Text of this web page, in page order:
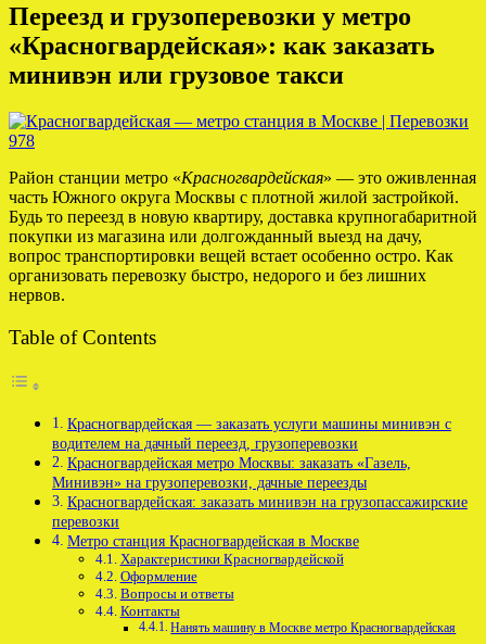
Переезд и грузоперевозки у метро
«Красногвардейская»: как заказать
минивэн или грузовое такси
Район станции метро «Красногвардейская» — это оживленная
часть Южного округа Москвы с плотной жилой застройкой.
Будь то переезд в новую квартиру, доставка крупногабаритной
покупки из магазина или долгожданный выезд на дачу,
вопрос транспортировки вещей встает особенно остро. Как
организовать перевозку быстро, недорого и без лишних
нервов.
Table of Contents
Красногвардейская — заказать услуги машины минивэн с
водителем на дачный переезд, грузоперевозки
Красногвардейская метро Москвы: заказать «Газель,
Минивэн» на грузоперевозки, дачные переезды
Красногвардейская: заказать минивэн на грузопассажирские
перевозки
Метро станция Красногвардейская в Москве
Характеристики Красногвардейской
Оформление
Вопросы и ответы
Контакты
Нанять машину в Москве метро Красногвардейская